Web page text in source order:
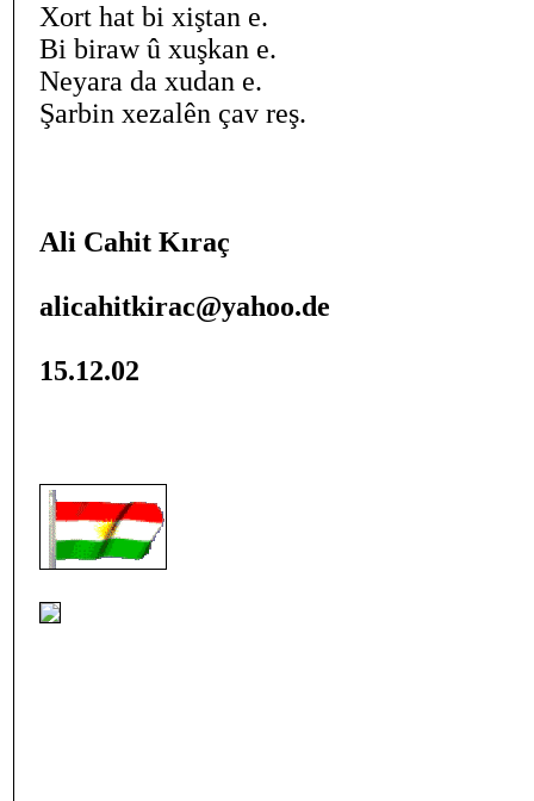
Xort hat bi xiştan e.
Bi biraw û xuşkan e.
Neyara da xudan e.
Şarbin xezalên çav reş.
Ali Cahit Kıraç
alicahitkirac@yahoo.de
15.12.02